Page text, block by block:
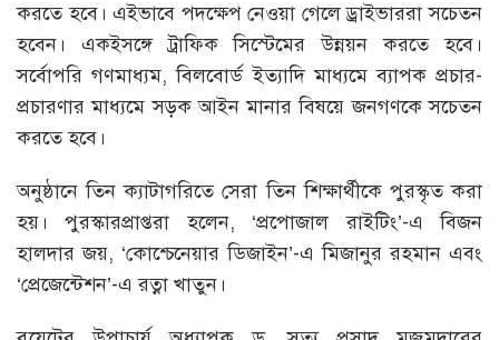
করতে হবে। এইভাবে পদক্ষেপ নেওয়া গেলে ড্রাইভাররা সচেতন
হবেন। একইসঙ্গে ট্রাফিক সিস্টেমের উন্নয়ন করতে হবে।
সর্বোপরি গণমাধ্যম, বিলবোর্ড ইত্যাদি মাধ্যমে ব্যাপক প্রচার-
প্রচারণার মাধ্যমে সড়ক আইন মানার বিষয়ে জনগণকে সচেতন
করতে হবে।
অনুষ্ঠানে তিন ক্যাটাগরিতে সেরা তিন শিক্ষার্থীকে পুরস্কৃত করা
হয়। পুরস্কারপ্রাপ্তরা হলেন, ‘প্রপোজাল রাইটিং’-এ বিজন
হালদার জয়, ‘কোশ্চেনেয়ার ডিজাইন’-এ মিজানুর রহমান এবং
‘প্রেজেন্টেশন’-এ রত্না খাতুন।